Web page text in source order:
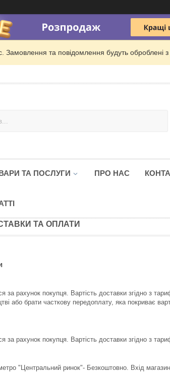
Замовлення та повідомлення будуть оброблені
ТА ПОСЛУГИ ПРО НАС
ТА ОПЛАТИ
за рахунок покупця. Вартість доставки згідно з
або брати часткову передоплату, яка покриває
за рахунок покупця. Вартість доставки згідно з
"Центральний ринок"- Безкоштовно. Вхід